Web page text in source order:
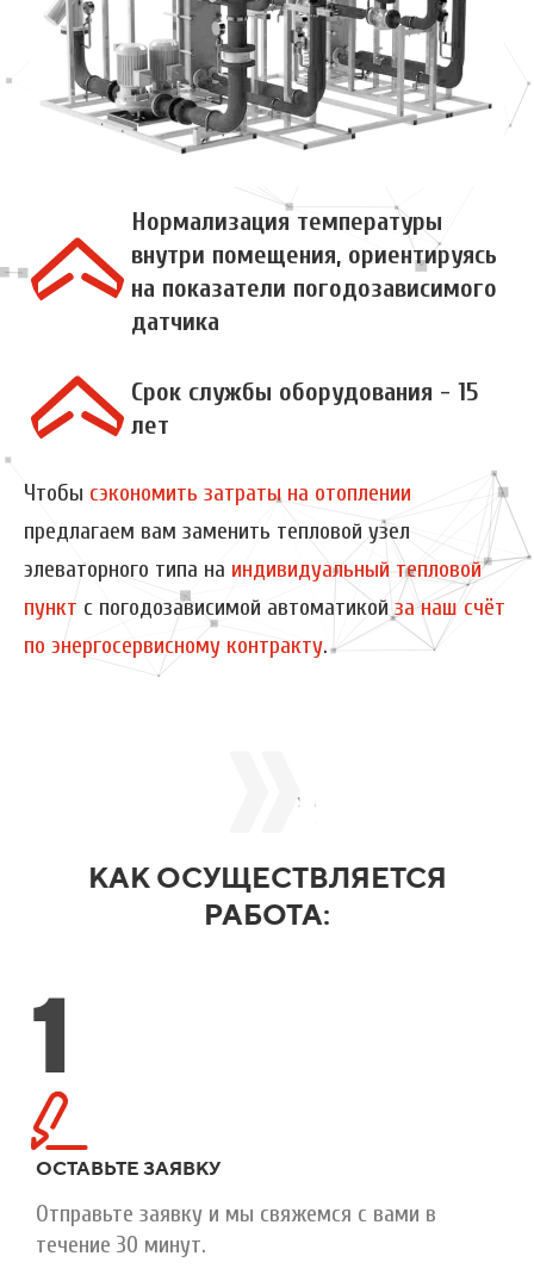
Нормализация температуры
внутри помещения, ориентируясь
на показатели погодозависимого
датчика
Срок службы оборудования - 15
лет
Чтобы сэкономить затраты на отоплении
предлагаем вам заменить тепловой узел
элеваторного типа на индивидуальный тепловой
пункт с погодозависимой автоматикойза наш счёт
по энергосервисному контракту.
КАК ОСУЩЕСТВЛЯЕТСЯ
РАБОТА:
1
ОСТАВЬТЕ ЗАЯВКУ
Отправьте заявку и мы свяжемся с вами в
течение 30 минут.